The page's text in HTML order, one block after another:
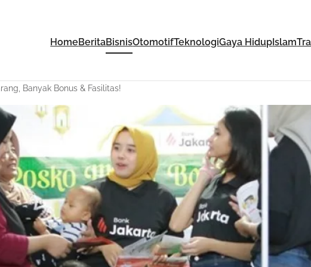
HomeBeritaBisnisOtomotifTeknologiGaya Hidup Islam
Banyak Bonus & Fasilitas!